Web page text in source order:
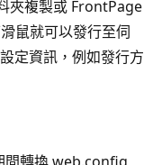
夾複製或 FrontPage
鼠就可以發行至伺
定資訊，例如發行方